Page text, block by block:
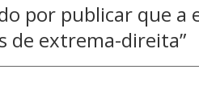
por publicar que a
de extrema-direita”